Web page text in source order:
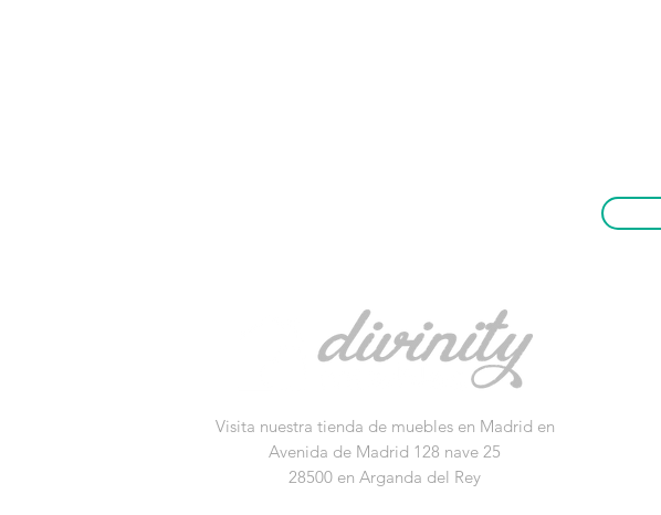
Visita nuestra tienda de muebles en Madrid en
Avenida de Madrid 128 nave 25
28500 en Arganda del Rey